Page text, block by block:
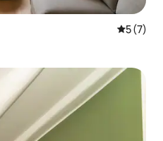
平均评分
5 (7)